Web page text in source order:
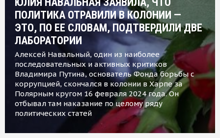
ПОЛИТИКА ОТРАВИЛИ В КОЛОНИИ —
ЭТО, ПО ЕЕ СЛОВАМ, ПОДТВЕРДИЛИ ДВЕ
ЛАБОРАТОРИИ
Алексей Навальный, один из наиболее
последовательных и активных критиков
Владимира Путина, основатель Фонда борьбы с
коррупцией, скончался в колонии в Харпе за
Полярным кругом 16 февраля 2024 года. Он
отбывал там наказание по целому ряду
политических статей